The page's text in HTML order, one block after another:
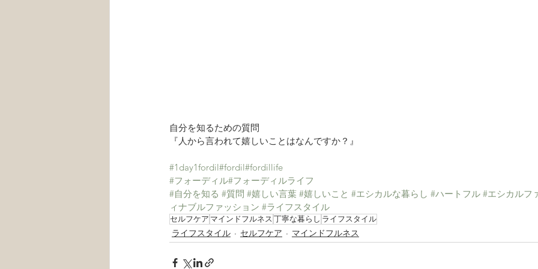
自分を知るための質問
『人から言われて嬉しいことはなんですか？』
#1day1fordil#fordil#fordillife
#フォーディル#フォーディルライフ
#自分を知る #質問 #嬉しい言葉 #嬉しいこと #エシカルな暮らし #ハートフル #エシカルフ
ィナブルファッション #ライフスタイル
セルフケア マインドフルネス 丁寧な暮らし ライフスタイル
ライフスタイル セルフケア マインドフルネス